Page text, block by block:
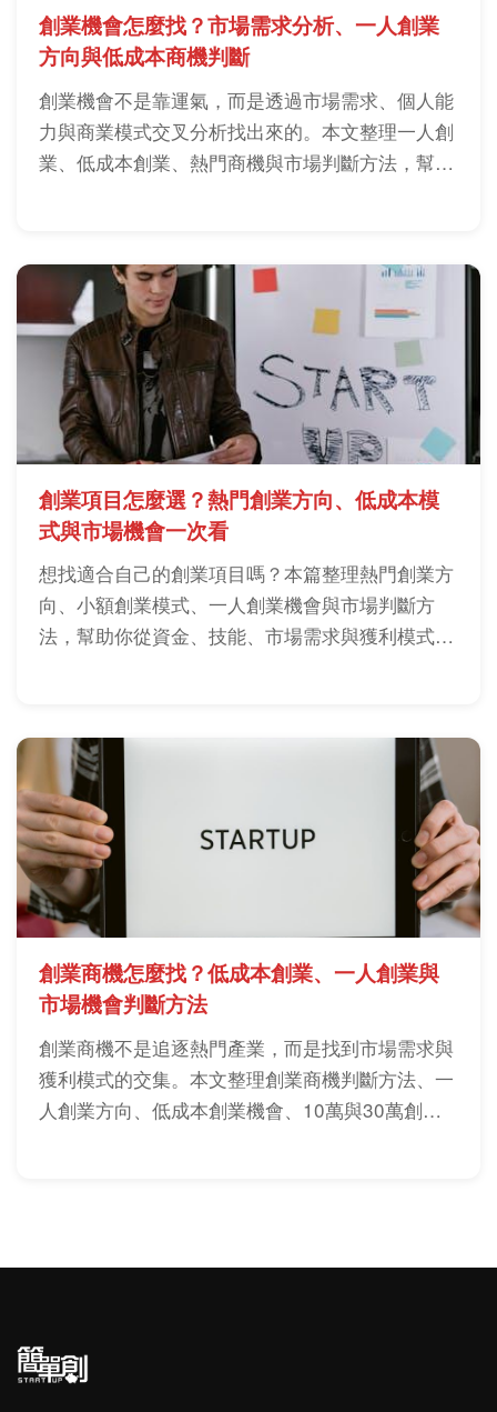
創業機會怎麼找？市場需求分析、一人創業
方向與低成本商機判斷
創業機會不是靠運氣，而是透過市場需求、個人能
力與商業模式交叉分析找出來的。本文整理一人創
業、低成本創業、熱門商機與市場判斷方法，幫助
創業項目怎麼選？熱門創業方向、低成本模
式與市場機會一次看
想找適合自己的創業項目嗎？本篇整理熱門創業方
向、小額創業模式、一人創業機會與市場判斷方
法，幫助你從資金、技能、市場需求與獲利模式四
創業商機怎麼找？低成本創業、一人創業與
市場機會判斷方法
創業商機不是追逐熱門產業，而是找到市場需求與
獲利模式的交集。本文整理創業商機判斷方法、一
人創業方向、低成本創業機會、10萬與30萬創業